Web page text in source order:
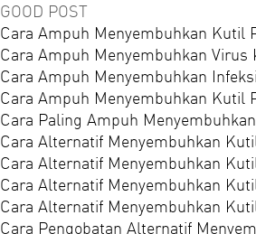
GOOD POST
Cara Ampuh Menyembuhkan Kutil
Cara Ampuh Menyembuhkan
Cara Ampuh Menyembuhkan
Cara Ampuh Menyembuhkan Kutil
Cara Paling Ampuh
Cara Alternatif Menyembuhkan
Cara Alternatif Menyembuhkan
Cara Alternatif Menyembuhkan
Cara Alternatif Menyembuhkan
Cara Pengobatan Alternatif